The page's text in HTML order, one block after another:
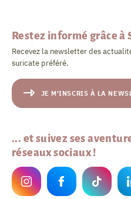
Restez informé grâce à
Recevez la newsletter des
suricate préféré.
JE M'INSCRIS À LA
... et suivez ses
réseaux sociaux !